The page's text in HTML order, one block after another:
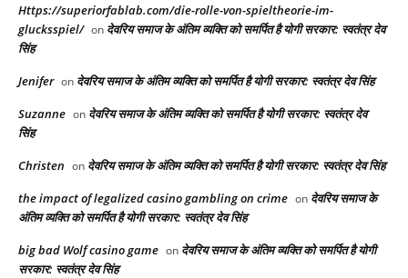
Https://superiorfablab.com/die-rolle-von-spieltheorie-im-
glucksspiel/ on देवरिय समाज के अंतिम व्यक्ति को समर्पित है योगी सरकार: स्वतंत्र देव
सिंह
Jenifer on देवरिय समाज के अंतिम व्यक्ति को समर्पित है योगी सरकार: स्वतंत्र देव सिंह
Suzanne on देवरिय समाज के अंतिम व्यक्ति को समर्पित है योगी सरकार: स्वतंत्र देव
सिंह
Christen on देवरिय समाज के अंतिम व्यक्ति को समर्पित है योगी सरकार: स्वतंत्र देव सिंह
the impact of legalized casino gambling on crime on देवरिय समाज के
अंतिम व्यक्ति को समर्पित है योगी सरकार: स्वतंत्र देव सिंह
big bad Wolf casino game on देवरिय समाज के अंतिम व्यक्ति को समर्पित है योगी
सरकार: स्वतंत्र देव सिंह